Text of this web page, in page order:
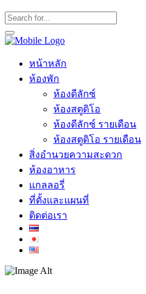
หน้าหลัก
ห้องพัก
ห้องดีลักซ์
ห้องสตูดิโอ
ห้องดีลักซ์ รายเดือน
ห้องสตูดิโอ รายเดือน
สิ่งอำนวยความสะดวก
ห้องอาหาร
แกลลอรี่
ที่ตั้งและแผนที่
ติดต่อเรา